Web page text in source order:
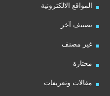
المواقع الالكترونية
تصنيف آخر
غير مصنف
مختارة
مقالات وتعريفات